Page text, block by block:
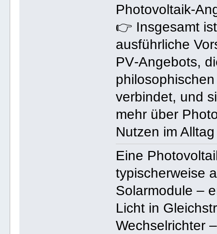
👉 Insgesamt
ausführliche
PV‑Angebots,
verbindet, und
mehr über
Nutzen im
Eine
typischerweise
Solarmodule –
Licht in
Wechselrichter